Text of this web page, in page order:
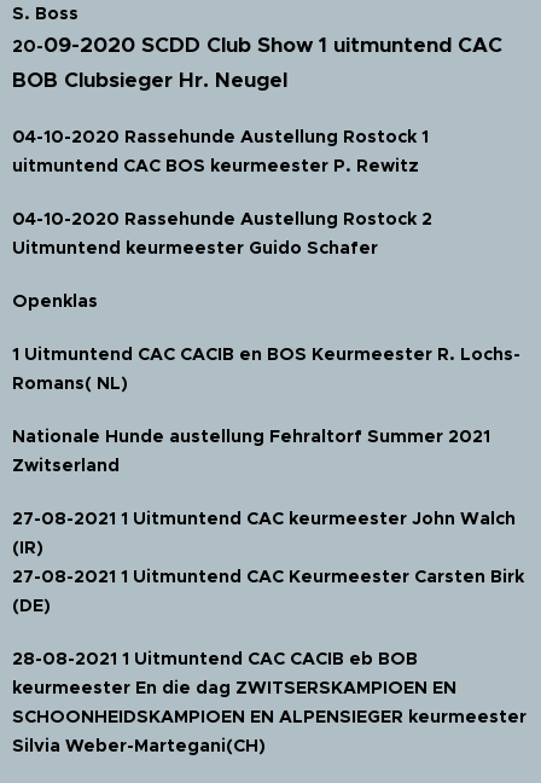
S. Boss
20-09-2020 SCDD Club Show 1 uitmuntend CAC
BOB Clubsieger Hr. Neugel
04-10-2020 Rassehunde Austellung Rostock 1
uitmuntend CAC BOS keurmeester P. Rewitz
04-10-2020 Rassehunde Austellung Rostock 2
Uitmuntend keurmeester Guido Schafer
Openklas
1 Uitmuntend CAC CACIB en BOS Keurmeester R. Lochs-
Romans( NL)
Nationale Hunde austellung Fehraltorf Summer 2021
Zwitserland
27-08-2021 1 Uitmuntend CAC keurmeester John Walch
(IR)
27-08-2021 1 Uitmuntend CAC Keurmeester Carsten Birk
(DE)
28-08-2021 1 Uitmuntend CAC CACIB eb BOB
keurmeester En die dag ZWITSERSKAMPIOEN EN
SCHOONHEIDSKAMPIOEN EN ALPENSIEGER keurmeester
Silvia Weber-Martegani(CH)